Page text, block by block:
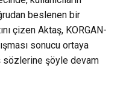
beslenen bir
çizen Aktaş, KORGAN-
sonucu ortaya
sözlerine şöyle devam